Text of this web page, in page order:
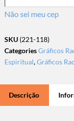
Não sei meu cep
SKU (221-118)
CategoriesGráficos
Espiritual,Gráficos
Descrição